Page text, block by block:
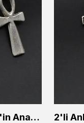
2'li Ankh Anahtarı - Nil'in Anahtarı - Kuru Kafa Erkek Kadın Kolye Seti